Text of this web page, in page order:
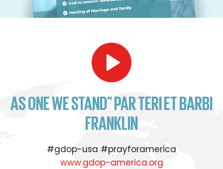
AS ONE WE STAND" PAR TERI ET BARBI
FRANKLIN
#gdop-usa #prayforamerica
www.gdop-america.org